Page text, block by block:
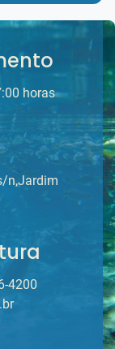
horas
n,Jardim
4200